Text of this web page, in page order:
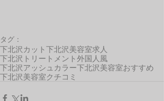
タグ：
下北沢カット 下北沢美容室求人
下北沢トリートメント 外国人風
下北沢アッシュカラー下北沢美容室おすすめ
下北沢美容室クチコミ